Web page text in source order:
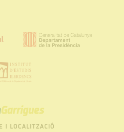
SOM
GARRIGUES
I LOCALITZACIÓ